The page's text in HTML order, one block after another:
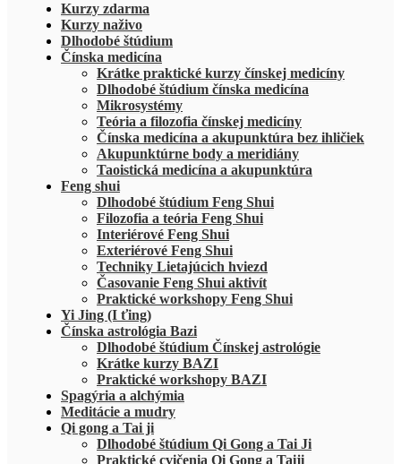
Kurzy zdarma
Kurzy naživo
Dlhodobé štúdium
Čínska medicína
Krátke praktické kurzy čínskej medicíny
Dlhodobé štúdium čínska medicína
Mikrosystémy
Teória a filozofia čínskej medicíny
Čínska medicína a akupunktúra bez ihličiek
Akupunktúrne body a meridiány
Taoistická medicína a akupunktúra
Feng shui
Dlhodobé štúdium Feng Shui
Filozofia a teória Feng Shui
Interiérové Feng Shui
Exteriérové Feng Shui
Techniky Lietajúcich hviezd
Časovanie Feng Shui aktivít
Praktické workshopy Feng Shui
Yi Jing (I ťing)
Čínska astrológia Bazi
Dlhodobé štúdium Čínskej astrológie
Krátke kurzy BAZI
Praktické workshopy BAZI
Spagýria a alchýmia
Meditácie a mudry
Qi gong a Tai ji
Dlhodobé štúdium Qi Gong a Tai Ji
Praktické cvičenia Qi Gong a Taiji